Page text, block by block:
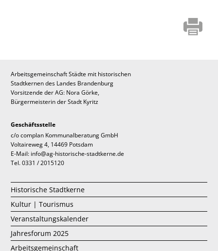
Arbeitsgemeinschaft Städte mit historischen
Stadtkernen des Landes Brandenburg
Vorsitzende der AG: Nora Görke,
Bürgermeisterin der Stadt Kyritz
Geschäftsstelle
c/o complan Kommunalberatung GmbH
Voltaireweg 4, 14469 Potsdam
E-Mail: info@ag-historische-stadtkerne.de
Tel. 0331 / 2015120
Historische Stadtkerne
Kultur | Tourismus
Veranstaltungskalender
Jahresforum 2025
Arbeitsgemeinschaft